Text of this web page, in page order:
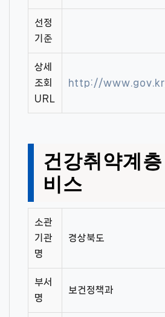
선정
기준
상세
조회
URL
http://
건강취약계
비스
소관
기관
명
경상북도
부서
명
보건정책과